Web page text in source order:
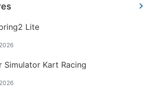
Lite
Simulator Kart Racing